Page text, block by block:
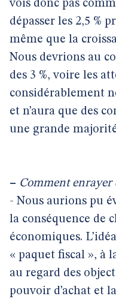
vois donc pas
dépasser les 2,5 %
même que la
Nous devrions au
des 3 %, voire les
considérablement
et n’aura que des
une grande
– Comment enrayer
- Nous aurions pu
la conséquence de
économiques.
« paquet fiscal », à
au regard des
pouvoir d’achat et